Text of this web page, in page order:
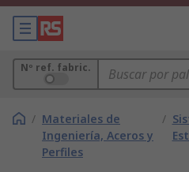
Nº ref. fabric.
/ Materiales de
Ingeniería, Aceros y
Perfiles
/